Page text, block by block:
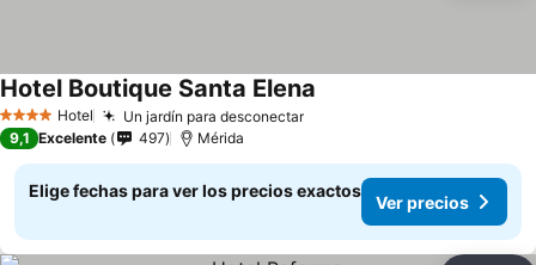
4 EstrellasHotel Un jardín para desconectar
Hotel Boutique Santa Elena
9,1 Excelente 497 Mérida
Elige fechas para ver los precios exactos
Ver precios